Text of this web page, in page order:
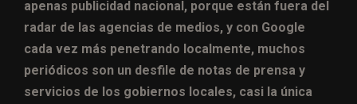
apenas publicidad nacional, porque están fuera del
radar de las agencias de medios, y con Google
cada vez más penetrando localmente, muchos
periódicos son un desfile de notas de prensa y
servicios de los gobiernos locales, casi la única